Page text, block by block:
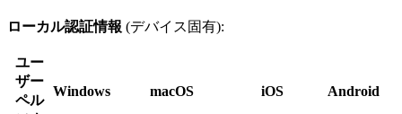
ローカル認証情報 (デバイス固有):
ユー
ザー
ペル
Windows macOS iOS Android